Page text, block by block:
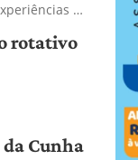
…
rotativo
da Cunha